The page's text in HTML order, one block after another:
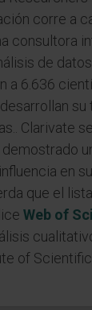
corre a
consultora
de
a 6.636
su
Clarivate
en
que el
Web of
of